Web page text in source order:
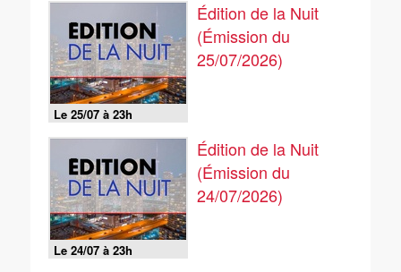
Le 25/07 à 23h
Édition de la Nuit
(Émission du
25/07/2026)
Le 24/07 à 23h
Édition de la Nuit
(Émission du
24/07/2026)